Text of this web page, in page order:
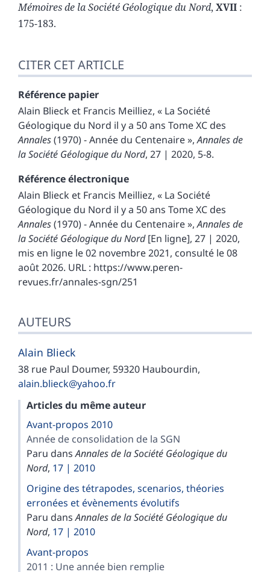
Mémoires de la Société Géologique du Nord, XVII :
175-183.
CITER CET ARTICLE
Référence papier
Alain Blieck et Francis Meilliez, « La Société
Géologique du Nord il y a 50 ans Tome XC des
Annales(1970) - Année du Centenaire »,Annales de
la Société Géologique du Nord, 27 | 2020, 5-8.
Référence électronique
Alain Blieck et Francis Meilliez, « La Société
Géologique du Nord il y a 50 ans Tome XC des
Annales(1970) - Année du Centenaire »,Annales de
la Société Géologique du Nord[En ligne], 27 | 2020,
mis en ligne le 02 novembre 2021, consulté le 08
août 2026. URL : https://www.peren-
revues.fr/annales-sgn/251
AUTEURS
Alain Blieck
38 rue Paul Doumer, 59320 Haubourdin,
alain.blieck@yahoo.fr
Articles du même auteur
Avant-propos 2010
Année de consolidation de la SGN
Paru dansAnnales de la Société Géologique du
Nord, 17 | 2010
Origine des tétrapodes, scenarios, théories
erronées et évènements évolutifs
Paru dansAnnales de la Société Géologique du
Nord, 17 | 2010
Avant-propos
2011 : Une année bien remplie